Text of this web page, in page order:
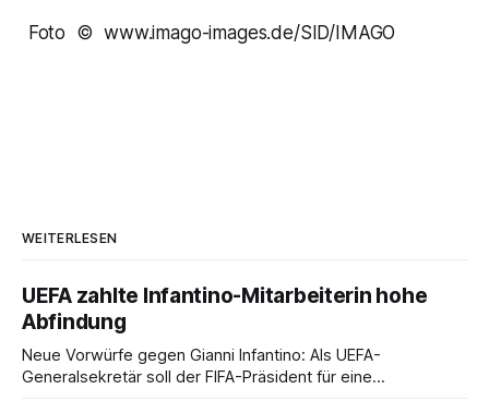
Foto © www.imago-images.de/SID/IMAGO
WEITERLESEN
UEFA zahlte Infantino-Mitarbeiterin hohe
Abfindung
Neue Vorwürfe gegen Gianni Infantino: Als UEFA-
Generalsekretär soll der FIFA-Präsident für eine